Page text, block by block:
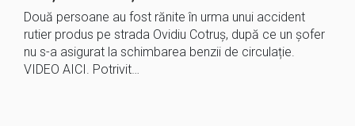
Două persoane au fost rănite în urma unui accident
rutier produs pe strada Ovidiu Cotruș, după ce un șofer
nu s-a asigurat la schimbarea benzii de circulație.
VIDEO AICI. Potrivit…